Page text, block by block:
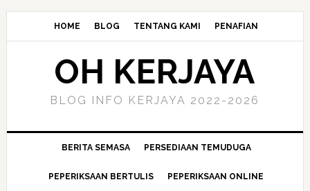
HOME BLOG TENTANG KAMI PENAFIAN
OH KERJAYA
BLOG INFO KERJAYA 2022-2026
BERITA SEMASA PERSEDIAAN TEMUDUGA
PEPERIKSAAN BERTULIS PEPERIKSAAN ONLINE